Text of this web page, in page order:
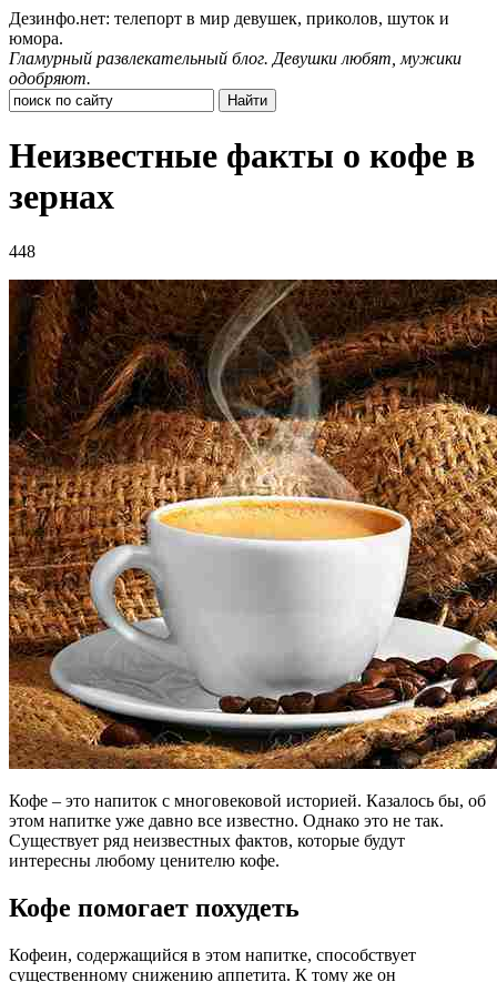
Дезинфо.нет: телепорт в мир девушек, приколов, шуток и
юмора.
Гламурный развлекательный блог. Девушки любят, мужики
одобряют.
Неизвестные факты о кофе в
зернах
448
Кофе – это напиток с многовековой историей. Казалось бы, об
этом напитке уже давно все известно. Однако это не так.
Существует ряд неизвестных фактов, которые будут
интересны любому ценителю кофе.
Кофе помогает похудеть
Кофеин, содержащийся в этом напитке, способствует
существенному снижению аппетита. К тому же он